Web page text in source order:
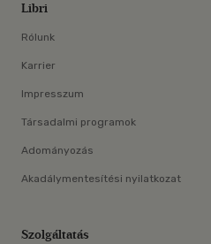
Libri
Rólunk
Karrier
Impresszum
Társadalmi programok
Adományozás
Akadálymentesítési nyilatkozat
Szolgáltatás